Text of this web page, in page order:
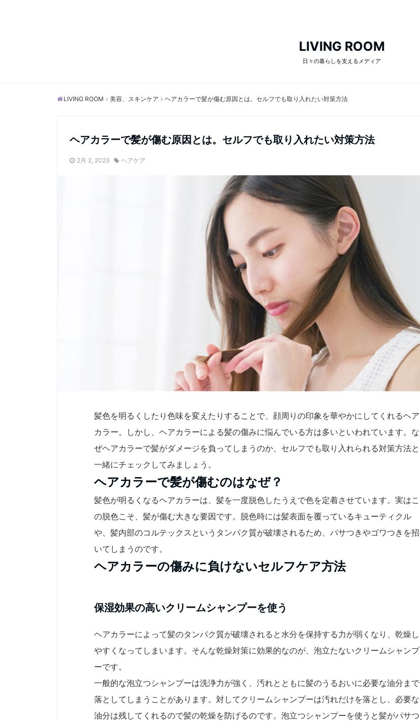
LIVING ROOM
日々の暮らしを支えるメディア
LIVING ROOM 美容、スキンケア ヘアカラーで髪が傷む原因とは。セルフでも取り入れたい対策方法
ヘアカラーで髪が傷む原因とは。セルフでも取り入れたい対策方法
2月 2, 2023 ヘアケア
髪色を明るくしたり色味を変えたりすることで、顔周りの印象を華やかにしてくれるヘア
カラー。しかし、ヘアカラーによる髪の傷みに悩んでいる方は多いといわれています。な
ぜヘアカラーで髪がダメージを負ってしまうのか、セルフでも取り入れられる対策方法と
一緒にチェックしてみましょう。
ヘアカラーで髪が傷むのはなぜ？
髪色が明るくなるヘアカラーは、髪を一度脱色したうえで色を定着させています。実はこ
の脱色こそ、髪が傷む大きな要因です。脱色時には髪表面を覆っているキューティクル
や、髪内部のコルテックスというタンパク質が破壊されるため、パサつきやゴワつきを招
いてしまうのです。
ヘアカラーの傷みに負けないセルフケア方法
保湿効果の高いクリームシャンプーを使う
ヘアカラーによって髪のタンパク質が破壊されると水分を保持する力が弱くなり、乾燥し
やすくなってしまいます。そんな乾燥対策に効果的なのが、泡立たないクリームシャンプ
ーです。
一般的な泡立つシャンプーは洗浄力が強く、汚れとともに髪のうるおいに必要な油分まで
落としてしまうことがあります。対してクリームシャンプーは汚れだけを落とし、必要な
油分は残してくれるので髪の乾燥を防げるのです。泡立つシャンプーを使うと髪がパサつ